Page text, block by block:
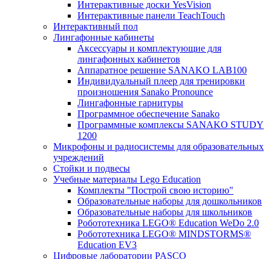
Интерактивные доски YesVision
Интерактивные панели TeachTouch
Интерактивный пол
Лингафонные кабинеты
Аксессуары и комплектующие для
лингафонных кабинетов
Аппаратное решение SANAKO LAB100
Индивидуальный плеер для тренировки
произношения Sanako Pronounce
Лингафонные гарнитуры
Программное обеспечение Sanako
Программные комплексы SANAKO STUDY
1200
Микрофоны и радиосистемы для образовательных
учреждений
Стойки и подвесы
Учебные материалы Lego Education
Комплекты "Построй свою историю"
Образовательные наборы для дошкольников
Образовательные наборы для школьников
Робототехника LEGO® Education WeDo 2.0
Робототехника LEGO® MINDSTORMS®
Education EV3
Цифровые лаборатории PASCO